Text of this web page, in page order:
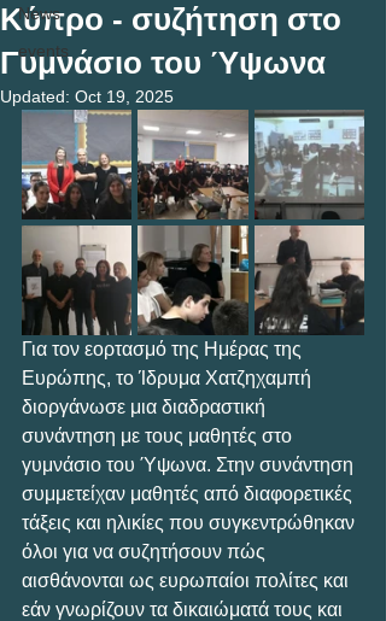
News
events
Κύπρο - συζήτηση στο
Γυμνάσιο του Ύψωνα
Updated: Oct 19, 2025
Για τον εορτασμό της Ημέρας της
Ευρώπης, το Ίδρυμα Χατζηχαμπή
διοργάνωσε μια διαδραστική
συνάντηση με τους μαθητές στο
γυμνάσιο του Ύψωνα. Στην συνάντηση
συμμετείχαν μαθητές από διαφορετικές
τάξεις και ηλικίες που συγκεντρώθηκαν
όλοι για να συζητήσουν πώς
αισθάνονται ως ευρωπαίοι πολίτες και
εάν γνωρίζουν τα δικαιώματά τους και